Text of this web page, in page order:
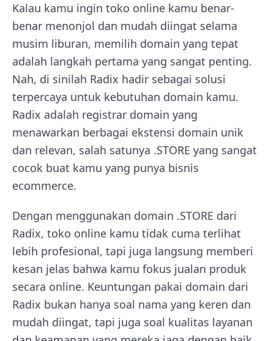
Kalau kamu ingin toko online kamu benar-
benar menonjol dan mudah diingat selama
musim liburan, memilih domain yang tepat
adalah langkah pertama yang sangat penting.
Nah, di sinilah Radix hadir sebagai solusi
terpercaya untuk kebutuhan domain kamu.
Radix adalah registrar domain yang
menawarkan berbagai ekstensi domain unik
dan relevan, salah satunya .STORE yang sangat
cocok buat kamu yang punya bisnis
ecommerce.
Dengan menggunakan domain .STORE dari
Radix, toko online kamu tidak cuma terlihat
lebih profesional, tapi juga langsung memberi
kesan jelas bahwa kamu fokus jualan produk
secara online. Keuntungan pakai domain dari
Radix bukan hanya soal nama yang keren dan
mudah diingat, tapi juga soal kualitas layanan